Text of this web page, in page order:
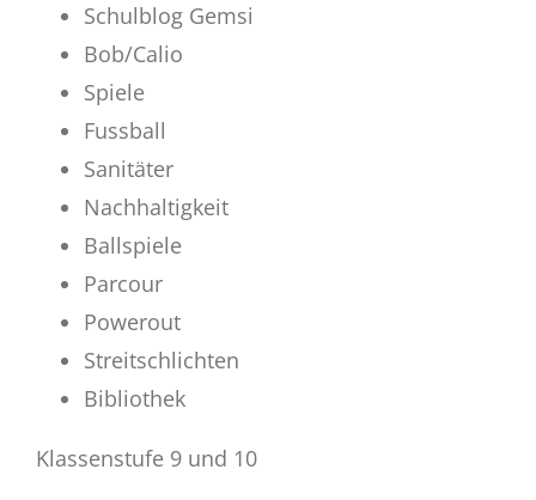
Schulblog Gemsi
Bob/Calio
Spiele
Fussball
Sanitäter
Nachhaltigkeit
Ballspiele
Parcour
Powerout
Streitschlichten
Bibliothek
Klassenstufe 9 und 10